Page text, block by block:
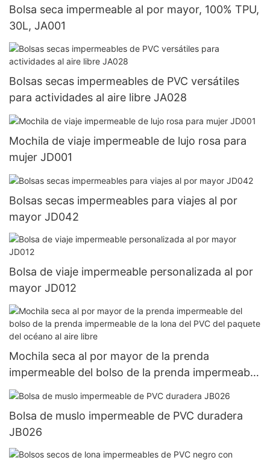
Bolsa seca impermeable al por mayor, 100% TPU,
30L, JA001
Bolsas secas impermeables de PVC versátiles
para actividades al aire libre JA028
Mochila de viaje impermeable de lujo rosa para
mujer JD001
Bolsas secas impermeables para viajes al por
mayor JD042
Bolsa de viaje impermeable personalizada al por
mayor JD012
Mochila seca al por mayor de la prenda
impermeable del bolso de la prenda impermeable
de la lona del PVC del paquete del océano al aire
Bolsa de muslo impermeable de PVC duradera
JB026